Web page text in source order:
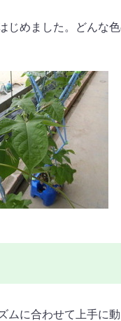
じめました。どんな
ムに合わせて上手に